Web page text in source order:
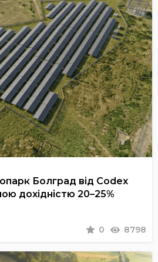
Болград від Codex
дохідністю 20–25%
0 8798